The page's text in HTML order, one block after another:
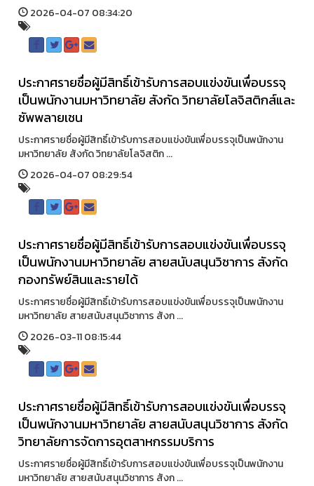
2026-04-07 08:34:20
ประกาศรายชื่อผู้มีสิทธิ์เข้ารับการสอบแข่งขันเพื่อบรรจุ
เป็นพนักงานมหาวิทยาลัย สังกัด วิทยาลัยโลจิสติกส์และ
ซัพพลายเชน
ประกาศรายชื่อผู้มีสิทธิ์เข้ารับการสอบแข่งขันเพื่อบรรจุเป็นพนักงาน
มหาวิทยาลัย สังกัด วิทยาลัยโลจิสติก ...
2026-04-07 08:29:54
ประกาศรายชื่อผู้มีสิทธิ์เข้ารับการสอบแข่งขันเพื่อบรรจุ
เป็นพนักงานมหาวิทยาลัย สายสนับสนุนวิชาการ สังกัด
กองทรัพย์สินและรายได้
ประกาศรายชื่อผู้มีสิทธิ์เข้ารับการสอบแข่งขันเพื่อบรรจุเป็นพนักงาน
มหาวิทยาลัย สายสนับสนุนวิชาการ สังก ...
2026-03-11 08:15:44
ประกาศรายชื่อผู้มีสิทธิ์เข้ารับการสอบแข่งขันเพื่อบรรจุ
เป็นพนักงานมหาวิทยาลัย สายสนับสนุนวิชาการ สังกัด
วิทยาลัยการจัดการอุตสาหกรรมบริการ
ประกาศรายชื่อผู้มีสิทธิ์เข้ารับการสอบแข่งขันเพื่อบรรจุเป็นพนักงาน
มหาวิทยาลัย สายสนับสนุนวิชาการ สังก ...